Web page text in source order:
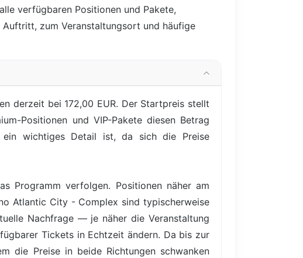
verfügbaren Positionen und Pakete,
zum Veranstaltungsort und häufige
derzeit bei 172,00 EUR. Der Startpreis stellt
Positionen und VIP-Pakete diesen Betrag
ein wichtiges Detail ist, da sich die Preise
Programm verfolgen. Positionen näher am
Atlantic City - Complex sind typischerweise
Nachfrage — je näher die Veranstaltung
Tickets in Echtzeit ändern. Da bis zur
die Preise in beide Richtungen schwanken